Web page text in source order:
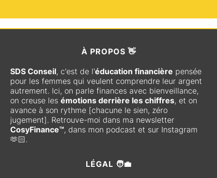
À PROPOS 👋
SDS Conseil, c'est de l'éducation financière pensée
pour les femmes qui veulent comprendre leur argent
autrement. Ici, on parle finances avec bienveillance,
on creuse les émotions derrière les chiffres, et on
avance à son rythme [chacune le sien, zéro
jugement]. Retrouve-moi dans ma newsletter
CosyFinance™, dans mon podcast et sur Instagram
🫶🏻.
LÉGAL 🧑‍💼